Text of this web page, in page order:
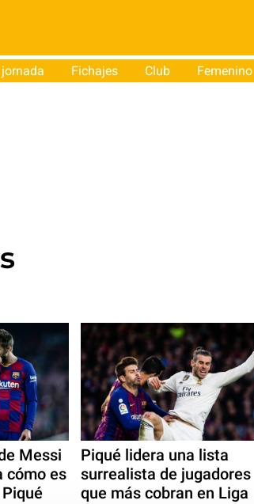
Fichajes Club Femenino
Messi
cómo es
Piqué lidera una lista
surrealista de jugadores
que más cobran en Liga